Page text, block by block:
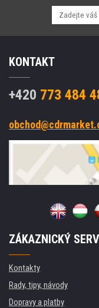
KONTAKT
+420 773 484
ZÁKAZNICKÝ
Kontakty
Rady, tipy, návody
Dopravy a platby